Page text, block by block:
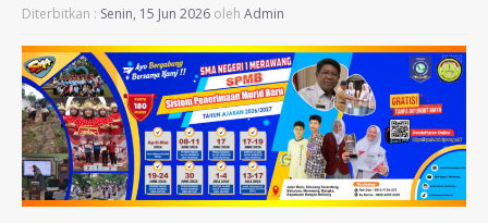
Diterbitkan : Senin, 15 Jun 2026 oleh Admin